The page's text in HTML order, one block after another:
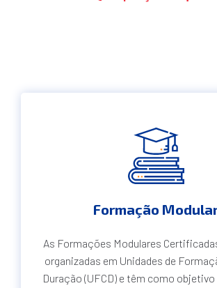
Formação
As Formações Modulares
organizadas em Unidades de
Duração (UFCD) e têm como